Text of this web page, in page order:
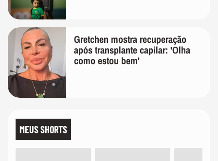
Gretchen mostra recuperação
após transplante capilar: 'Olha
como estou bem'
MEUS SHORTS